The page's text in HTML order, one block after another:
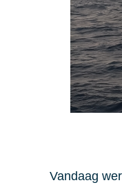
Vandaag